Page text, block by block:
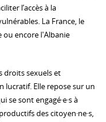
l’accès à la
La France, le
ou encore l'Albanie
droits sexuels et
Elle repose sur un
se sont engagé·e·s à
des citoyen·ne·s,